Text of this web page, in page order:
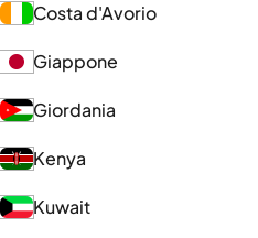
Costa d'Avorio
Giappone
Giordania
Kenya
Kuwait